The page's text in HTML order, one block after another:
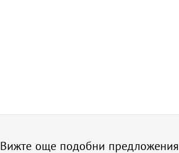
Вижте още подобни предложения